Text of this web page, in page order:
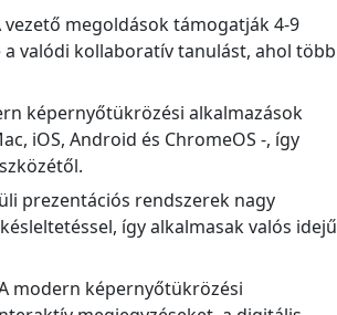
vezető megoldások támogatják 4-9
valódi kollaboratív tanulást, ahol több
képernyőtükrözési alkalmazások
iOS, Android és ChromeOS -, így
prezentációs rendszerek nagy
így alkalmasak valós idejű
modern képernyőtükrözési